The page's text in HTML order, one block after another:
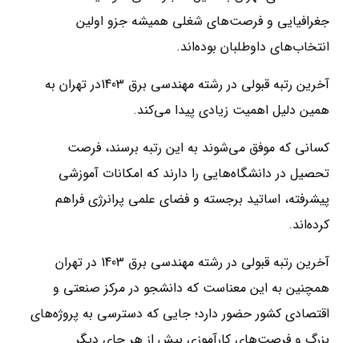
جغرافیایی و فرصت‌های شغلی همیشه جزو اولین
انتخاب‌های داوطلبان بوده‌اند.
آخرین رتبه قبولی در رشته مهندسی برق 1403در تهران به
همین دلیل اهمیت زیادی پیدا می‌کند.
کسانی که موفق می‌شوند به این رتبه برسند، فرصت
تحصیل در دانشگاه‌هایی را دارند که امکانات آموزشی
پیشرفته، اساتید برجسته و فضای علمی پرانرژی فراهم
کرده‌اند.
آخرین رتبه قبولی در رشته مهندسی برق 1403 در تهران
همچنین به این معناست که دانشجو در مرکز صنعتی و
اقتصادی کشور حضور دارد؛ جایی که دسترسی به پروژه‌های